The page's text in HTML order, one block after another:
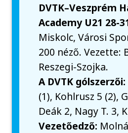
DVTK–Veszprém
Academy U21 28-
Miskolc, Városi
200 néző. Vezette:
Reszegi-Szojka.
A DVTK gólszerzői:
(1), Kohlrusz 5 (2),
Deák 2, Nagy T. 3,
Vezetőedző: